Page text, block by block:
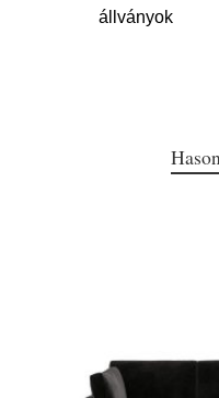
állványok